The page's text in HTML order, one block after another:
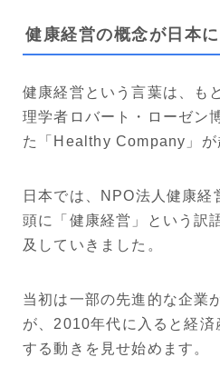
健康経営の概念が日本
健康経営という言葉は、も
理学者ロバート・ローゼン
た「Healthy Company」が
日本では、NPO法人健康
頭に「健康経営」という訳
及していきました。
当初は一部の先進的な企業
が、2010年代に入ると経済
する動きを見せ始めます。